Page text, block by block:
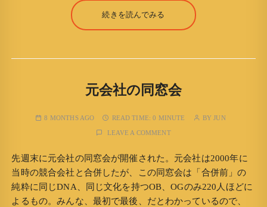
続きを読んでみる
元会社の同窓会
8 MONTHS AGO READ TIME:0 MINUTE BYJUN
LEAVE A COMMENT
先週末に元会社の同窓会が開催された。元会社は2000年に
当時の競合会社と合併したが、この同窓会は「合併前」の
純粋に同じDNA、同じ文化を持つOB、OGのみ220人ほどに
よるもの。みんな、最初で最後、だとわかっているので、